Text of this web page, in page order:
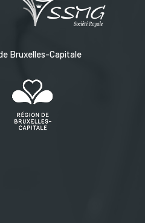
Bruxelles-Capitale